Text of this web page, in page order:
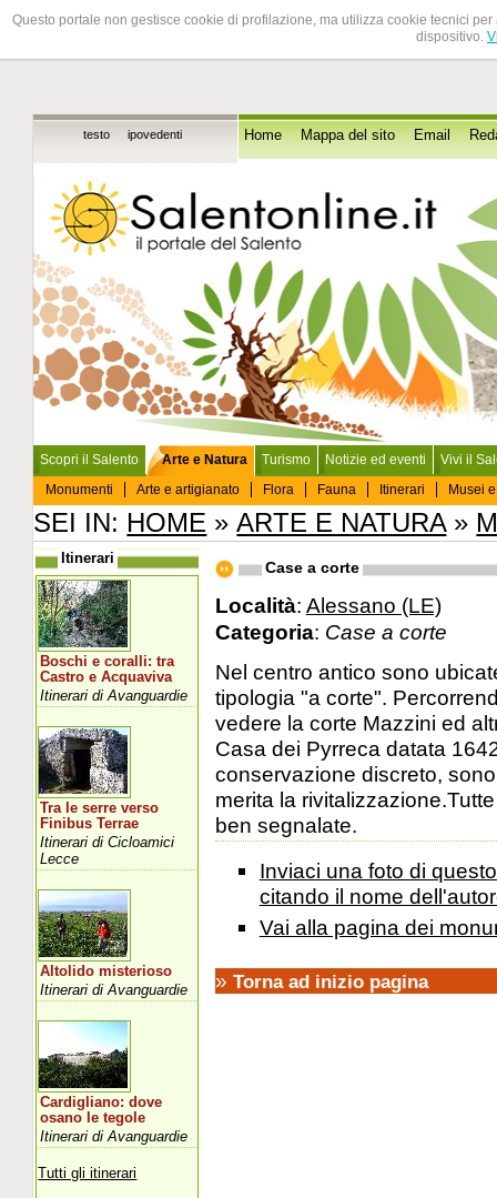
Questo portale non gestisce cookie di profilazione, ma utilizza cookie tecnici
dispositivo.
testo ipovedenti Home Mappa del sito Email
Scopri il Salento
Arte e Natura
Monumenti
Arte e artigianato Flora Fauna Itinerari Musei
Turismo Notizie ed eventi Vivi il
SEI IN: HOME »ARTE E NATURA»
Case a corte
Località: Alessano (LE)
Categoria: Case a corte
Nel centro antico sono
tipologia "a corte".
vedere la corte Mazzini ed
Casa dei Pyrreca datata
conservazione discreto,
merita la
ben segnalate.
Inviaci una foto di
citando il nome
Vai alla pagina dei
» Torna ad inizio pagina
Itinerari
Boschi e coralli: tra
Castro e Acquaviva
Itinerari di Avanguardie
Tra le serre verso
Finibus Terrae
Itinerari di Cicloamici
Lecce
Altolido misterioso
Itinerari di Avanguardie
Cardigliano: dove
osano le tegole
Itinerari di Avanguardie
Tutti gli itinerari